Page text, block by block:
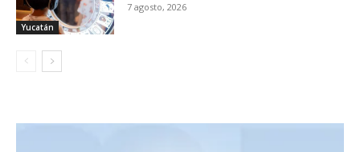
Yucatán
7 agosto, 2026